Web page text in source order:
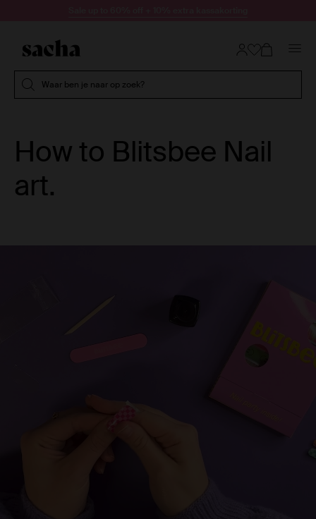
Waar ben je naar op zoek?
How to Blitsbee Nail
art.